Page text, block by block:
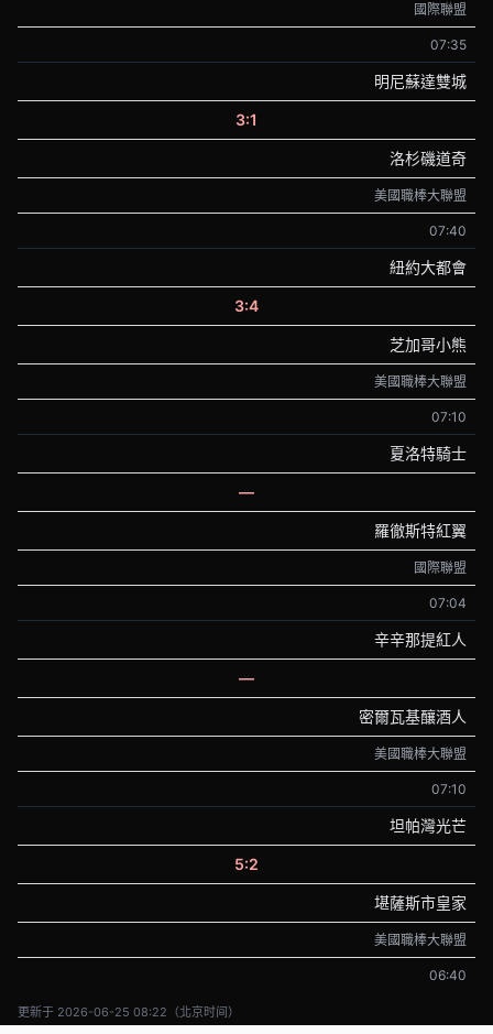
國際聯盟
07:35
明尼蘇達雙城
3:1
洛杉磯道奇
美國職棒大聯盟
07:40
紐約大都會
3:4
芝加哥小熊
美國職棒大聯盟
07:10
夏洛特騎士
—
羅徹斯特紅翼
國際聯盟
07:04
辛辛那提紅人
—
密爾瓦基釀酒人
美國職棒大聯盟
07:10
坦帕灣光芒
5:2
堪薩斯市皇家
美國職棒大聯盟
06:40
更新于 2026-06-25 08:22（北京时间）